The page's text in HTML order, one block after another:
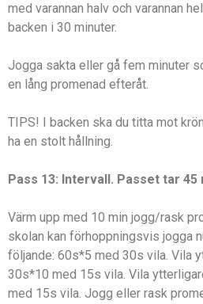
med varannan halv och varannan
backen i 30 minuter.
Jogga sakta eller gå fem minuter
en lång promenad efteråt.
TIPS! I backen ska du titta mot
ha en stolt hållning.
Pass 13: Intervall. Passet tar 45
Värm upp med 10 min jogg/rask
skolan kan förhoppningsvis jogga
följande: 60s*5 med 30s vila. Vila
30s*10 med 15s vila. Vila
med 15s vila. Jogg eller rask